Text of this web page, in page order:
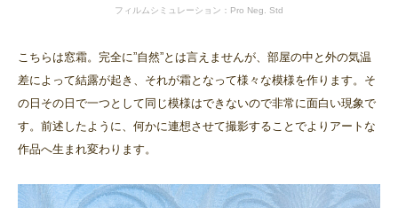
フィルムシミュレーション：Pro Neg. Std
こちらは窓霜。完全に”自然”とは言えませんが、部屋の中と外の気温
差によって結露が起き、それが霜となって様々な模様を作ります。そ
の日その日で一つとして同じ模様はできないので非常に面白い現象で
す。前述したように、何かに連想させて撮影することでよりアートな
作品へ生まれ変わります。